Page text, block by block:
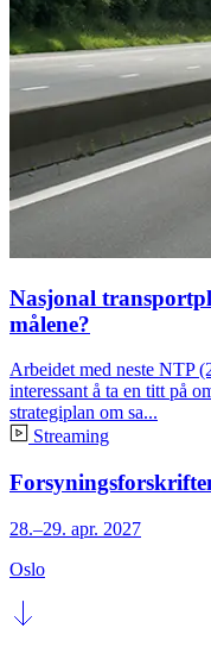
Nasjonal
målene?
Arbeidet med neste NTP
interessant å ta en titt på
strategiplan om sa...
Streaming
28.–29. apr. 2027
Oslo